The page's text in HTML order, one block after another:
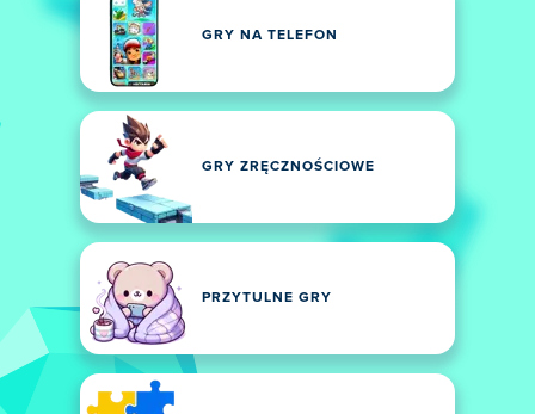
GRY NA TELEFON
GRY ZRĘCZNOŚCIOWE
PRZYTULNE GRY